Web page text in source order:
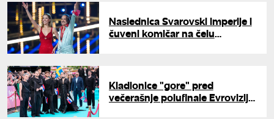
Naslednica Svarovski imperije i
čuveni komičar na čelu
Kladionice "gore" pred
večerašnje polufinale Evrovizije: